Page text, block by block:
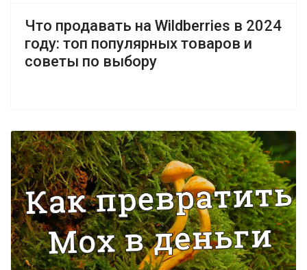
Что продавать на Wildberries в 2024
году: топ популярных товаров и
советы по выбору